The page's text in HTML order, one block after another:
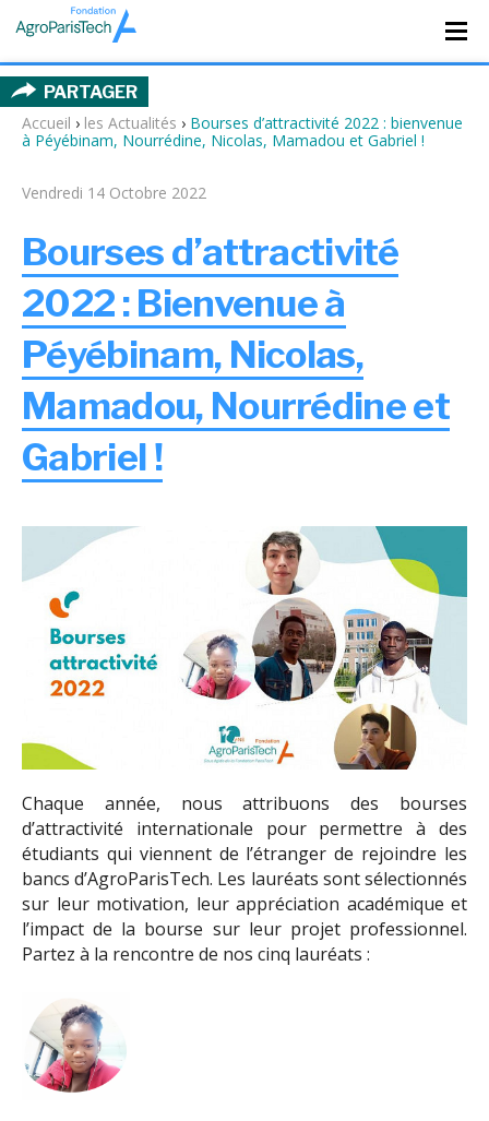
PARTAGER
Accueil › les Actualités › Bourses d’attractivité 2022 : bienvenue
à Péyébinam, Nourrédine, Nicolas, Mamadou et Gabriel !
Vendredi 14 Octobre 2022
Bourses d’attractivité
2022 : Bienvenue à
Péyébinam, Nicolas,
Mamadou, Nourrédineet
Gabriel !
Chaque année, nous attribuons des bourses
d’attractivité internationale pour permettre à des
étudiants qui viennent de l’étranger de rejoindre les
bancs d’AgroParisTech. Les lauréats sont sélectionnés
sur leur motivation, leur appréciation académique et
l’impact de la bourse sur leur projet professionnel.
Partez à la rencontre de nos cinq lauréats :